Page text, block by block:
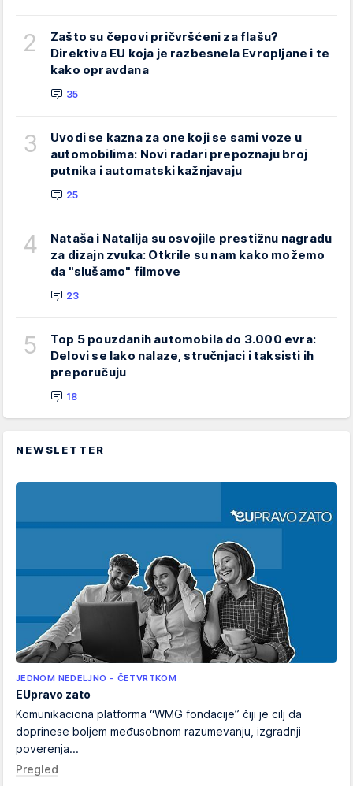
2
Zašto su čepovi pričvršćeni za flašu?
Direktiva EU koja je razbesnela Evropljane i te
kako opravdana
35
3
Uvodi se kazna za one koji se sami voze u
automobilima: Novi radari prepoznaju broj
putnika i automatski kažnjavaju
25
4
Nataša i Natalija su osvojile prestižnu nagradu
za dizajn zvuka: Otkrile su nam kako možemo
da "slušamo" filmove
23
5
Top 5 pouzdanih automobila do 3.000 evra:
Delovi se lako nalaze, stručnjaci i taksisti ih
preporučuju
18
NEWSLETTER
JEDNOM NEDELJNO - ČETVRTKOM
EUpravo zato
Komunikaciona platforma “WMG fondacije” čiji je cilj da
doprinese boljem međusobnom razumevanju, izgradnji
poverenja...
Pregled